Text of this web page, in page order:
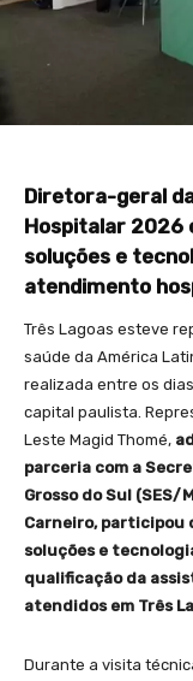
Diretora-geral
Hospitalar 2026
soluções e
atendimento
Três Lagoas esteve
saúde da América
realizada entre os
capital paulista.
Leste Magid Thomé,
parceria com a
Grosso do Sul
Carneiro, participou
soluções e
qualificação da
atendidos em Três
Durante a visita